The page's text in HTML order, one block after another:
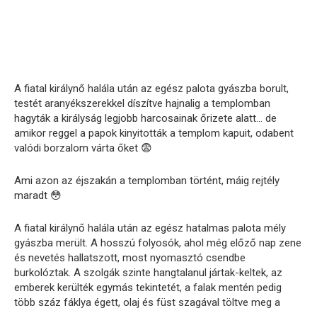
A fiatal királynő halála után az egész palota gyászba borult,
testét aranyékszerekkel díszítve hajnalig a templomban
hagyták a királyság legjobb harcosainak őrizete alatt… de
amikor reggel a papok kinyitották a templom kapuit, odabent
valódi borzalom várta őket 😨
Ami azon az éjszakán a templomban történt, máig rejtély
maradt 😳
A fiatal királynő halála után az egész hatalmas palota mély
gyászba merült. A hosszú folyosók, ahol még előző nap zene
és nevetés hallatszott, most nyomasztó csendbe
burkolóztak. A szolgák szinte hangtalanul jártak-keltek, az
emberek kerülték egymás tekintetét, a falak mentén pedig
több száz fáklya égett, olaj és füst szagával töltve meg a